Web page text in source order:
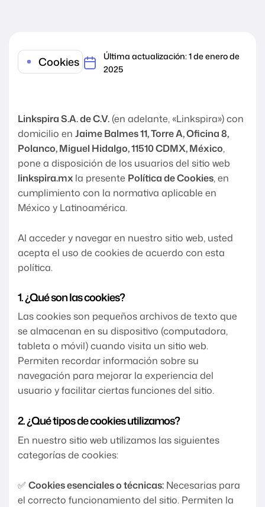
Cookies
Última actualización: 1 de enero de
2025
Linkspira S.A. de C.V. (en adelante, «Linkspira») con
domicilio en Jaime Balmes 11, Torre A, Oficina 8,
Polanco, Miguel Hidalgo, 11510 CDMX, México,
pone a disposición de los usuarios del sitio web
linkspira.mx la presente Política de Cookies, en
cumplimiento con la normativa aplicable en
México y Latinoamérica.
Al acceder y navegar en nuestro sitio web, usted
acepta el uso de cookies de acuerdo con esta
política.
1. ¿Qué son las cookies?
Las cookies son pequeños archivos de texto que
se almacenan en su dispositivo (computadora,
tableta o móvil) cuando visita un sitio web.
Permiten recordar información sobre su
navegación para mejorar la experiencia del
usuario y facilitar ciertas funciones del sitio.
2. ¿Qué tipos de cookies utilizamos?
En nuestro sitio web utilizamos las siguientes
categorías de cookies:
✅ Cookies esenciales o técnicas: Necesarias para
el correcto funcionamiento del sitio. Permiten la